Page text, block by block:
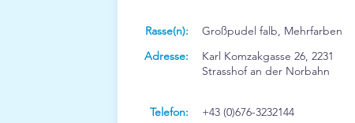
Rasse(n):
Adresse:
Großpudel falb, Mehrfarben
Karl Komzakgasse 26, 2231
Strasshof an der Norbahn
Telefon:
+43 (0)676-3232144